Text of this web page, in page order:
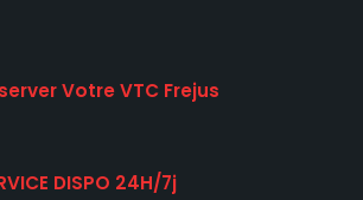
Votre VTC Frejus
DISPO 24H/7j